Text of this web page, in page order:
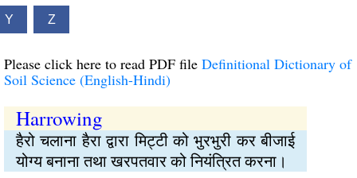
Y Z
Please click here to read PDF file Definitional Dictionary of
Soil Science (English-Hindi)
Harrowing
हैरो चलाना हैरा द्वारा मिट्टी को भुरभुरी कर बीजाई
योग्य बनाना तथा खरपतवार को नियंत्रित करना।